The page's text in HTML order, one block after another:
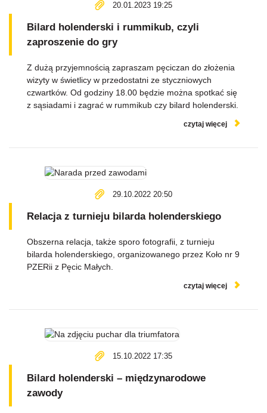
20.01.2023 19:25
Bilard holenderski i rummikub, czyli
zaproszenie do gry
Z dużą przyjemnością zapraszam pęciczan do złożenia
wizyty w świetlicy w przedostatni ze styczniowych
czwartków. Od godziny 18.00 będzie można spotkać się
z sąsiadami i zagrać w rummikub czy bilard holenderski.
czytaj więcej
29.10.2022 20:50
Relacja z turnieju bilarda holenderskiego
Obszerna relacja, także sporo fotografii, z turnieju
bilarda holenderskiego, organizowanego przez Koło nr 9
PZERii z Pęcic Małych.
czytaj więcej
15.10.2022 17:35
Bilard holenderski – międzynarodowe
zawody